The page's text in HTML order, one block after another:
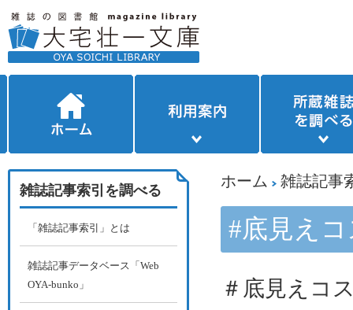
ホーム 雑誌記事
#底見え
＃底見えコ
雑誌記事索引を調べる
「雑誌記事索引」とは
雑誌記事データベース「Web
OYA-bunko」